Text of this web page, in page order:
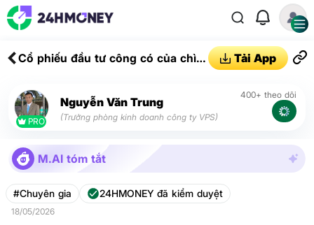
Cổ phiếu đầu tư công có của chìm
Tải App
PRO
Nguyễn Văn Trung
(Trưởng phòng kinh doanh công ty VPS)
400+ theo dõi
M.AI tóm tắt
#Chuyên gia 24HMONEY đã kiểm duyệt
18/05/2026